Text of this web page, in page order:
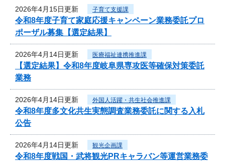
2026年4月15日更新 子育て支援課
令和8年度子育て家庭応援キャンペーン業務委託プロ
ポーザル募集【選定結果】
2026年4月14日更新 医療福祉連携推進課
【選定結果】令和8年度岐阜県専攻医等確保対策委託
業務
2026年4月14日更新 外国人活躍・共生社会推進課
令和8年度多文化共生実態調査業務委託に関する入札
公告
2026年4月14日更新 観光企画課
令和8年度戦国・武将観光PRキャラバン等運営業務委